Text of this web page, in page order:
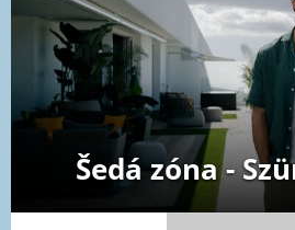
Šedá zóna -